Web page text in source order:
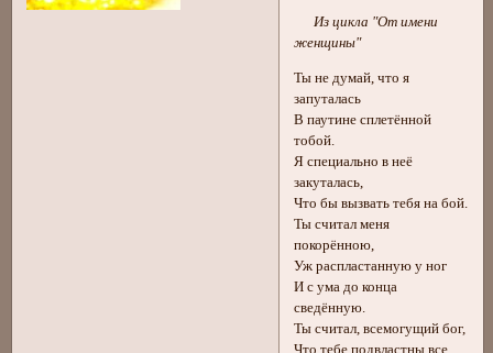
Из цикла "От имени
женщины"
Ты не думай, что я
запуталась
В паутине сплетённой
тобой.
Я специально в неё
закуталась,
Что бы вызвать тебя на бой.
Ты считал меня
покорённою,
Уж распластанную у ног
И с ума до конца
сведённую.
Ты считал, всемогущий бог,
Что тебе подвластны все